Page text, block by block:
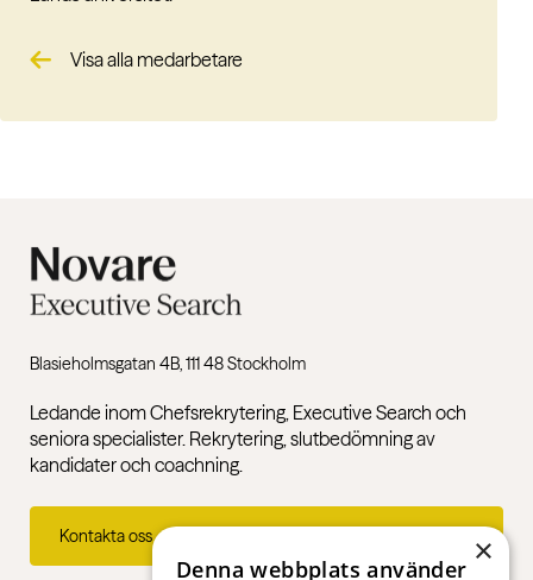
Visa alla medarbetare
Blasieholmsgatan 4B, 111 48 Stockholm
Ledande inom Chefsrekrytering, Executive Search och
seniora specialister. Rekrytering, slutbedömning av
kandidater och coachning.
Kontakta oss ×
Denna webbplats använder